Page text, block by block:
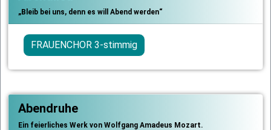
„Bleib bei uns, denn es will Abend werden“
FRAUENCHOR 3-stimmig
Abendruhe
Ein feierliches Werk von Wolfgang Amadeus Mozart.